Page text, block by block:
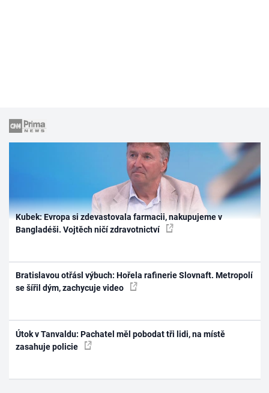
Kubek: Evropa si zdevastovala farmacii, nakupujeme v
Bangladéši. Vojtěch ničí zdravotnictví
Bratislavou otřásl výbuch: Hořela rafinerie Slovnaft. Metropolí
se šířil dým, zachycuje video
Útok v Tanvaldu: Pachatel měl pobodat tři lidi, na místě
zasahuje policie